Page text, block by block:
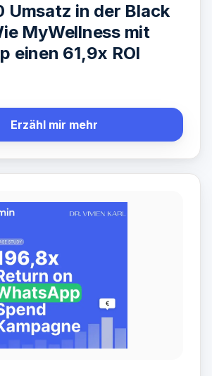
Umsatz in der Black
MyWellness mit
einen 61,9x ROI
Erzähl mir mehr